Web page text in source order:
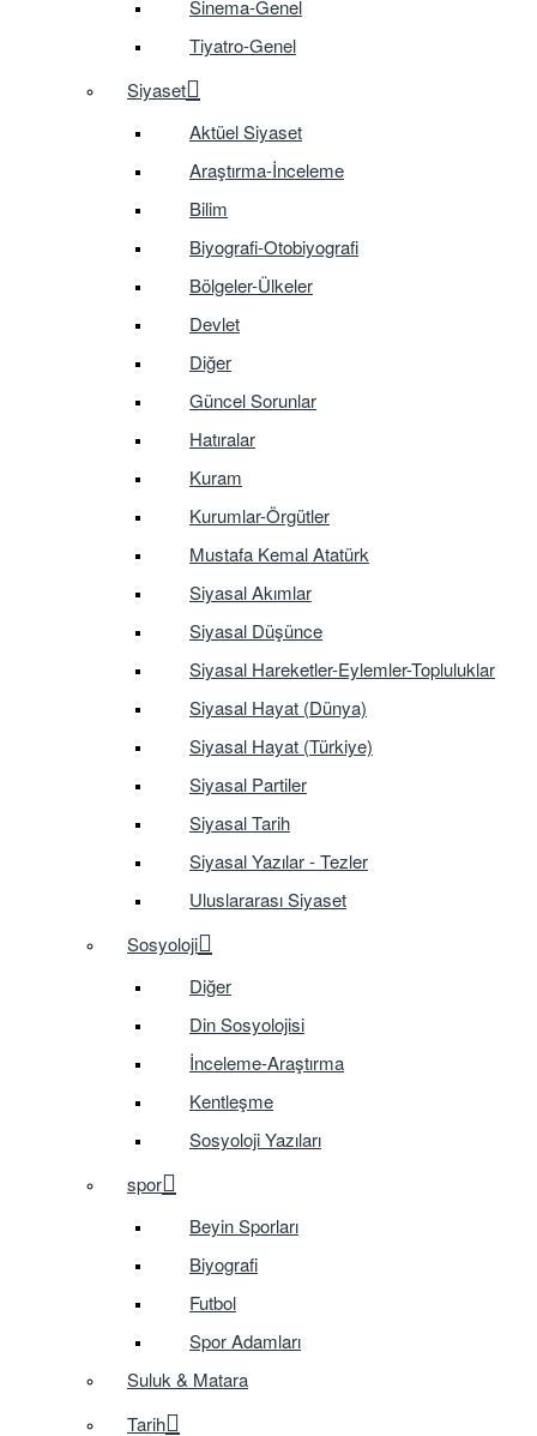
Sinema-Genel
Tiyatro-Genel
Siyaset
Aktüel Siyaset
Araştırma-İnceleme
Bilim
Biyografi-Otobiyografi
Bölgeler-Ülkeler
Devlet
Diğer
Güncel Sorunlar
Hatıralar
Kuram
Kurumlar-Örgütler
Mustafa Kemal Atatürk
Siyasal Akımlar
Siyasal Düşünce
Siyasal Hareketler-Eylemler-Topluluklar
Siyasal Hayat (Dünya)
Siyasal Hayat (Türkiye)
Siyasal Partiler
Siyasal Tarih
Siyasal Yazılar - Tezler
Uluslararası Siyaset
Sosyoloji
Diğer
Din Sosyolojisi
İnceleme-Araştırma
Kentleşme
Sosyoloji Yazıları
spor
Beyin Sporları
Biyografi
Futbol
Spor Adamları
Suluk & Matara
Tarih